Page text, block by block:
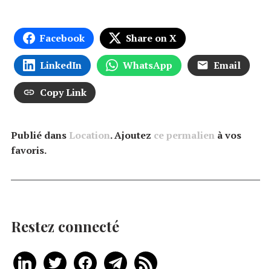
Facebook Share on X
LinkedIn WhatsApp Email
Copy Link
Publié dans Location. Ajoutez ce permalien à vos
favoris.
Restez connecté